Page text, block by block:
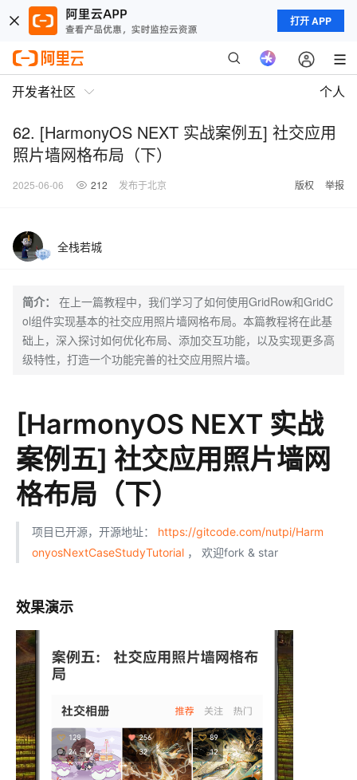
打开 APP
开发者社区 个人
62. [HarmonyOS NEXT 实战案例五] 社交应用
照片墙网格布局（下）
2025-06-06 212 发布于北京 版权 举报
全栈若城
简介：
在上一篇教程中，我们学习了如何使用GridRow和GridC
ol组件实现基本的社交应用照片墙网格布局。本篇教程将在此基
础上，深入探讨如何优化布局、添加交互功能，以及实现更多高
级特性，打造一个功能完善的社交应用照片墙。
[HarmonyOS NEXT 实战
案例五] 社交应用照片墙网
格布局（下）
项目已开源，开源地址： https://gitcode.com/nutpi/Harm
onyosNextCaseStudyTutorial ， 欢迎fork & star
效果演示